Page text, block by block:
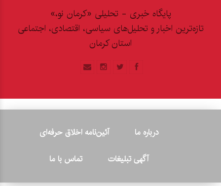
پایگاه خبری - تحلیلی «کرمان نو،»
تازه‌ترین اخبار و تحلیل‌های سیاسی، اقتصادی، اجتماعی
استان کرمان
درباره ما
آئین‌نامه اخلاق حرفه‌ای
آگهی تبلیغات
تماس با ما